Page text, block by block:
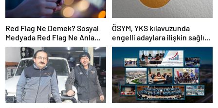
Red Flag Ne Demek? Sosyal
Medyada Red Flag Ne Anlama
Gelir?
ÖSYM, YKS kılavuzunda
engelli adaylara ilişkin sağlık
şartlarını güncelledi